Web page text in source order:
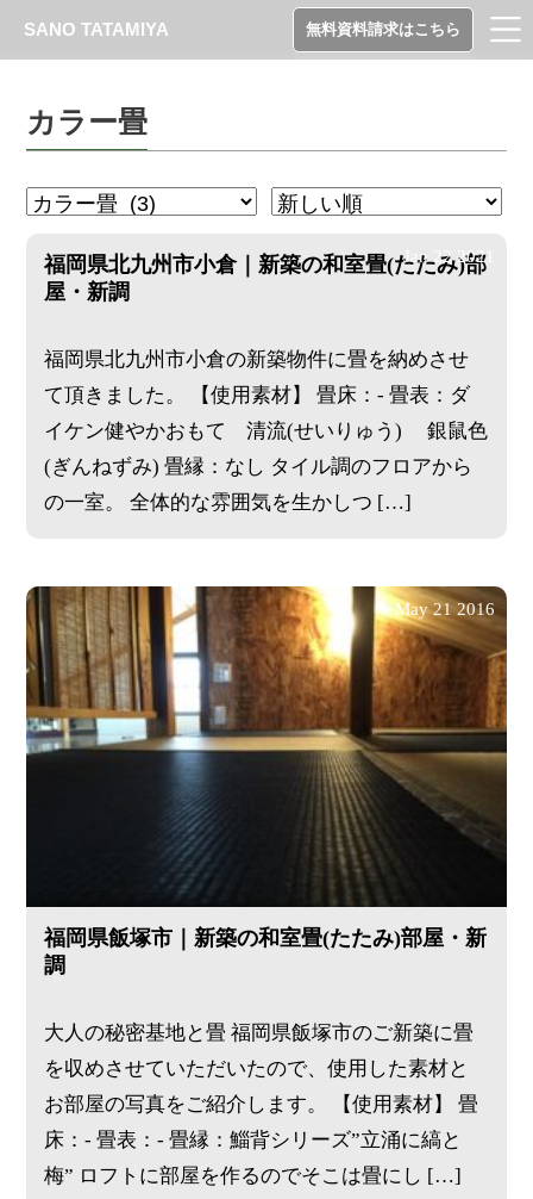
カラー畳
Jan 22 2021
福岡県北九州市小倉｜新築の和室畳(たたみ)部
屋・新調
福岡県北九州市小倉の新築物件に畳を納めさせ
て頂きました。 【使用素材】 畳床：- 畳表：ダ
イケン健やかおもて 清流(せいりゅう) 銀鼠色
(ぎんねずみ) 畳縁：なし タイル調のフロアから
の一室。 全体的な雰囲気を生かしつ […]
May 21 2016
福岡県飯塚市｜新築の和室畳(たたみ)部屋・新
調
大人の秘密基地と畳 福岡県飯塚市のご新築に畳
を収めさせていただいたので、使用した素材と
お部屋の写真をご紹介します。 【使用素材】 畳
床：- 畳表：- 畳縁：鯔背シリーズ”立涌に縞と
梅” ロフトに部屋を作るのでそこは畳にし […]
SANO TATAMIYA 無料資料請求はこちら